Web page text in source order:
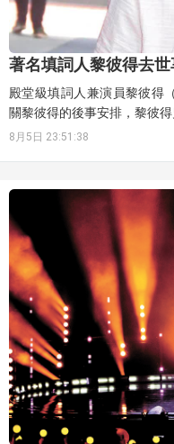
著名填詞人黎彼得去
《半斤八兩》
殿堂級填詞人兼演員黎彼得
關黎彼得的後事安排，黎彼
午會見傳媒交代。
8月5日 23:51:38